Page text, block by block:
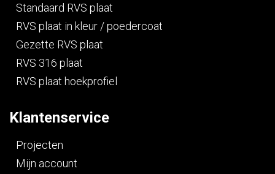
Standaard RVS plaat
RVS plaat in kleur / poedercoat
Gezette RVS plaat
RVS 316 plaat
RVS plaat hoekprofiel
Klantenservice
Projecten
Mijn account